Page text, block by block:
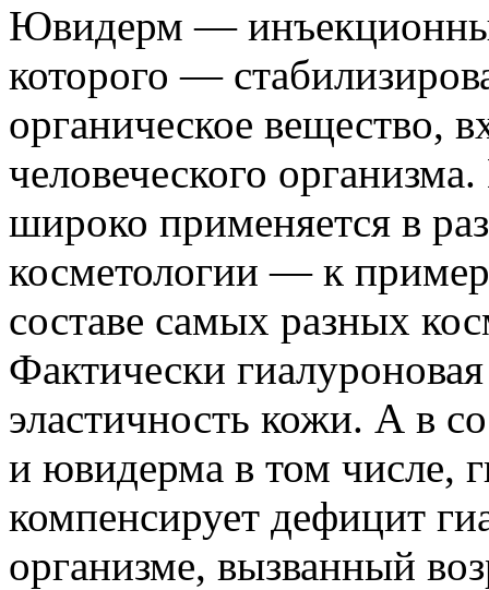
Ювидерм —
которого —
органическое вещество,
человеческого
широко применяется в
косметологии — к
составе самых разных
Фактически гиалуроновая
эластичность кожи. А в
и ювидерма в том числе,
компенсирует дефицит
организме, вызванный